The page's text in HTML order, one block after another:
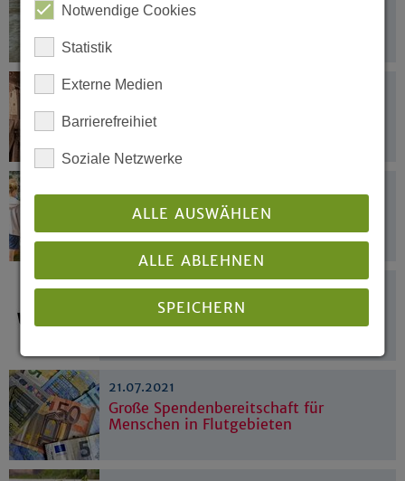
„Wir bleiben an Eurer Seite“
21.07.2021
„Zusammenhalt in Hagen ist
21.07.2021
VEM-Gemeinschaft unterstützt
diakonische Soforthilfe der EKiR und
21.07.2021
Große Spendenbereitschaft für
Menschen in Flutgebieten
Notwendige Cookies
Statistik
Externe Medien
Barrierefreihiet
Soziale Netzwerke
ALLE AUSWÄHLEN
ALLE ABLEHNEN
SPEICHERN
Impressum| Datenschutz